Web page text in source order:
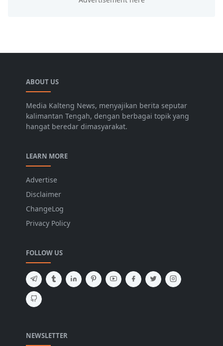
ABOUT US
Media Kalteng News, menyajikan berita seputar
kalimantan Tengah, dengan berbagai topik yang
hangat beredar dimasyarakat.
LEARN MORE
Advertise
Disclaimer
ChangeLog
Privacy Policy
FOLLOW US
NEWSLETTER